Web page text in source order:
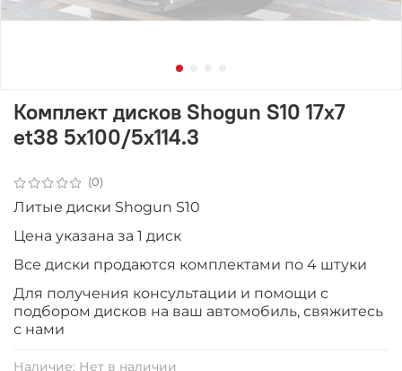
(0)
Наличие: Нет в наличии
Комплект дисков Shogun S10 17x7
et38 5x100/5x114.3
Литые диски Shogun S10
Цена указана за 1 диск
Все диски продаютcя комплектами по 4 штуки
Для получения консультации и помощи с
подбором дисков на ваш автомобиль, свяжитесь
с нами